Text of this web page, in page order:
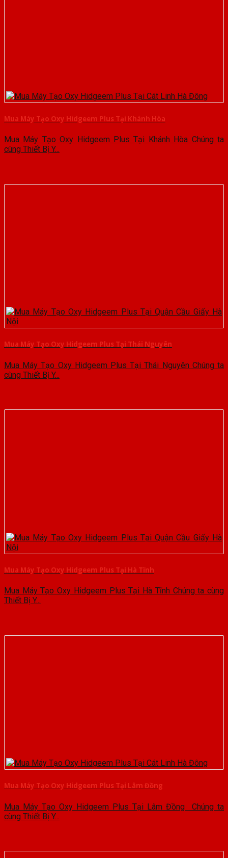
Mua Máy Tạo Oxy Hidgeem Plus Tại Khánh Hòa
Mua Máy Tạo Oxy Hidgeem Plus Tại Khánh Hòa Chúng ta
cùng Thiết Bị Y...
Mua Máy Tạo Oxy Hidgeem Plus Tại Thái Nguyên
Mua Máy Tạo Oxy Hidgeem Plus Tại Thái Nguyên Chúng ta
cùng Thiết Bị Y...
Mua Máy Tạo Oxy Hidgeem Plus Tại Hà Tĩnh
Mua Máy Tạo Oxy Hidgeem Plus Tại Hà Tĩnh Chúng ta cùng
Thiết Bị Y...
Mua Máy Tạo Oxy Hidgeem Plus Tại Lâm Đồng
Mua Máy Tạo Oxy Hidgeem Plus Tại Lâm Đồng Chúng ta
cùng Thiết Bị Y...